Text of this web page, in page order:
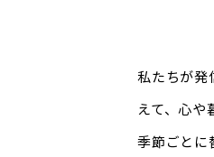
私たちが発
えて、心や
季節ごとに